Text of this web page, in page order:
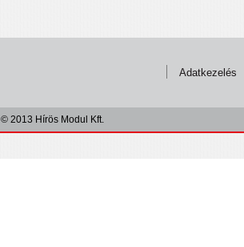
Adatkezelés
© 2013 Hírös Modul Kft.